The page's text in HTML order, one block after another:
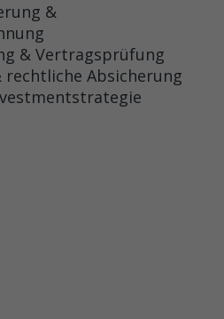
&
& Vertragsprüfung
rechtliche Absicherung